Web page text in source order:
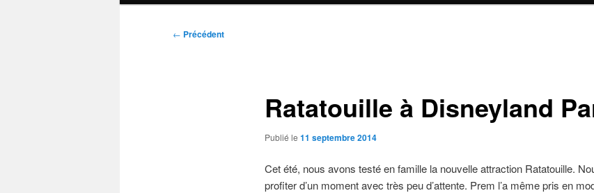
Navigation
← Précédent
Ratatouille à Disneyland
Publié le 11 septembre 2014
Cet été, nous avons testé en famille la nouvelle attraction Ratatouille.
profiter d’un moment avec très peu d’attente. Prem l’a même pris en